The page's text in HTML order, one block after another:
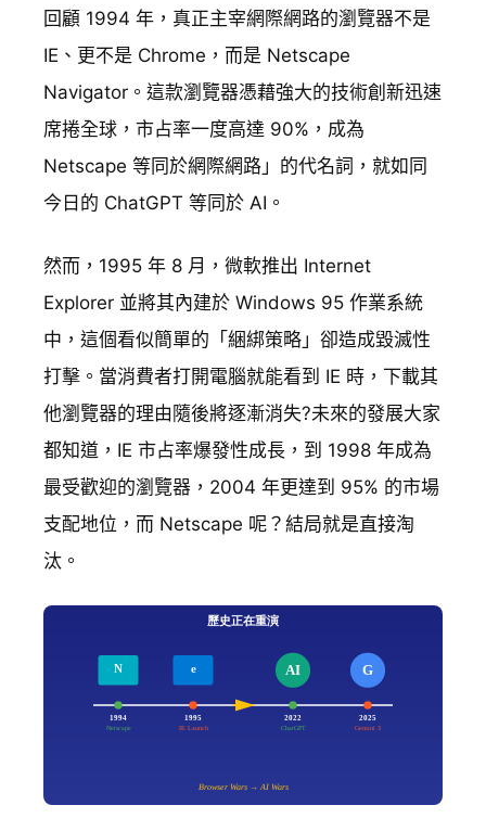
回顧 1994 年，真正主宰網際網路的瀏覽器不是
IE、更不是 Chrome，而是 Netscape
Navigator。這款瀏覽器憑藉強大的技術創新迅速
席捲全球，市占率一度高達 90%，成為
Netscape 等同於網際網路」的代名詞，就如同
今日的 ChatGPT 等同於 AI。
然而，1995 年 8 月，微軟推出 Internet
Explorer 並將其內建於 Windows 95 作業系統
中，這個看似簡單的「綑綁策略」卻造成毀滅性
打擊。當消費者打開電腦就能看到 IE 時，下載其
他瀏覽器的理由隨後將逐漸消失?未來的發展大家
都知道，IE 市占率爆發性成長，到 1998 年成為
最受歡迎的瀏覽器，2004 年更達到 95% 的市場
支配地位，而 Netscape 呢？結局就是直接淘
汰。